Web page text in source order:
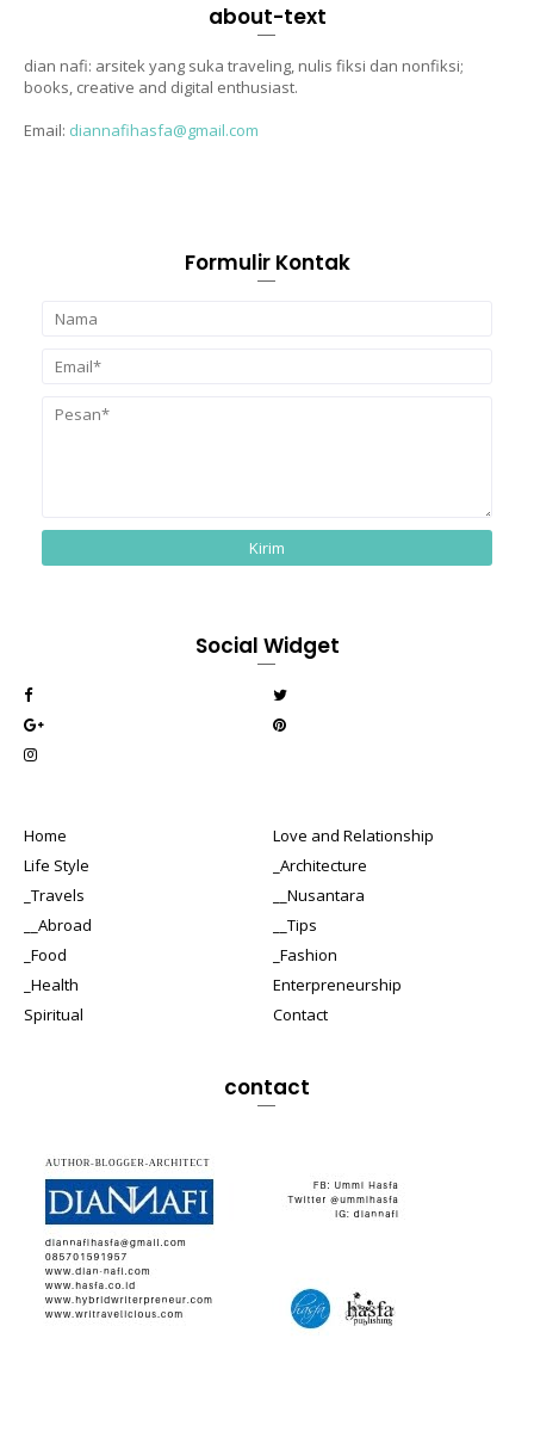
about-text
dian nafi: arsitek yang suka traveling, nulis fiksi dan nonfiksi;
books, creative and digital enthusiast.
Email: diannafihasfa@gmail.com
Formulir Kontak
Social Widget
Home
Love and Relationship
Life Style
_Architecture
_Travels
__Nusantara
__Abroad
__Tips
_Food
_Fashion
_Health
Enterpreneurship
Spiritual
Contact
contact